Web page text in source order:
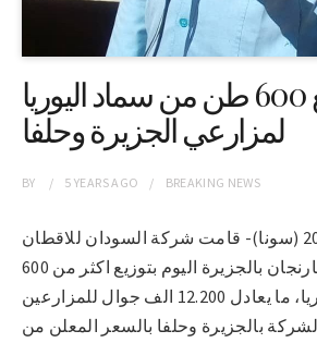
توزيع 600 طن من سماد اليوريا
لمزارعي الجزيرة وحلفا
BY 5 YEARSAGO BREAKING NEWS
مدني 22-1-2022 (سونا)- قامت شركة السودان للاقطان
بمخازن الشركة بمارنجان بالجزيرة اليوم بتوزيع اكثر من 600
طن من سماد اليوريا، ما يعادل 12.200 الف جوال للمزارعين
بالجزيرة وحلفا بالسعر المعلن من